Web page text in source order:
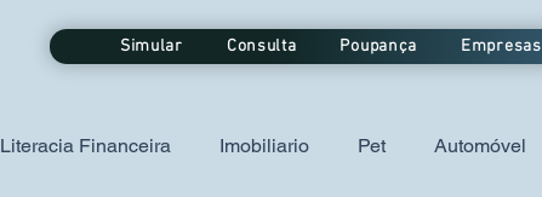
Simular Consulta Poupança Empresas
Literacia Financeira Imobiliario Pet Automóvel